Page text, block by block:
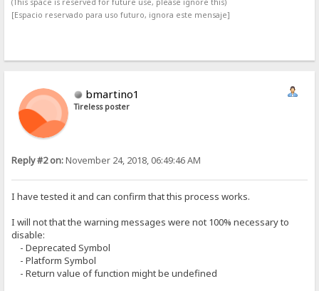
(This space is reserved for future use, please ignore this)
[Espacio reservado para uso futuro, ignora este mensaje]
bmartino1
Tireless poster
Reply #2 on:November 24, 2018, 06:49:46 AM
I have tested it and can confirm that this process works.
I will not that the warning messages were not 100% necessary to
disable:
- Deprecated Symbol
- Platform Symbol
- Return value of function might be undefined